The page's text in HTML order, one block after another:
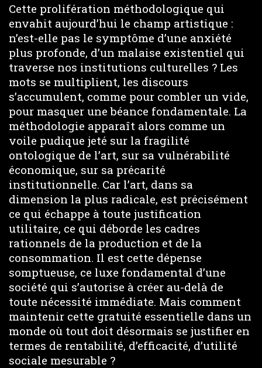
Cette prolifération méthodologique qui
envahit aujourd’hui le champ artistique :
n’est-elle pas le symptôme d’une anxiété
plus profonde, d’un malaise existentiel qui
traverse nos institutions culturelles ? Les
mots se multiplient, les discours
s’accumulent, comme pour combler un vide,
pour masquer une béance fondamentale. La
méthodologie apparaît alors comme un
voile pudique jeté sur la fragilité
ontologique de l’art, sur sa vulnérabilité
économique, sur sa précarité
institutionnelle. Car l’art, dans sa
dimension la plus radicale, est précisément
ce qui échappe à toute justification
utilitaire, ce qui déborde les cadres
rationnels de la production et de la
consommation. Il est cette dépense
somptueuse, ce luxe fondamental d’une
société qui s’autorise à créer au-delà de
toute nécessité immédiate. Mais comment
maintenir cette gratuité essentielle dans un
monde où tout doit désormais se justifier en
termes de rentabilité, d’efficacité, d’utilité
sociale mesurable ?